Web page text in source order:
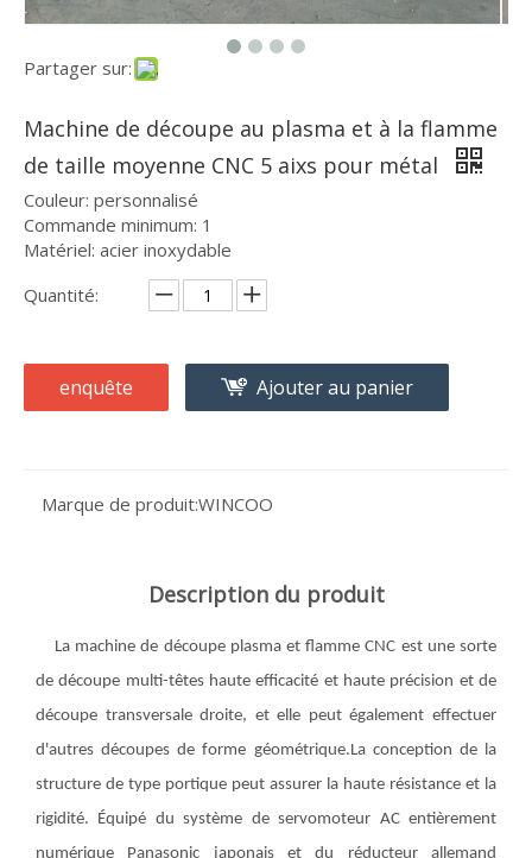
Partager sur:
Machine de découpe au plasma et à la flamme
de taille moyenne CNC 5 aixs pour métal
Couleur: personnalisé
Commande minimum: 1
Matériel: acier inoxydable
Quantité:
enquête Ajouter au panier
Marque de produit:WINCOO
Description du produit
La machine de découpe plasma et flamme CNC est une sorte
de découpe multi-têtes haute efficacité et haute précision et de
découpe transversale droite, et elle peut également effectuer
d'autres découpes de forme géométrique.La conception de la
structure de type portique peut assurer la haute résistance et la
rigidité. Équipé du système de servomoteur AC entièrement
numérique Panasonic japonais et du réducteur allemand